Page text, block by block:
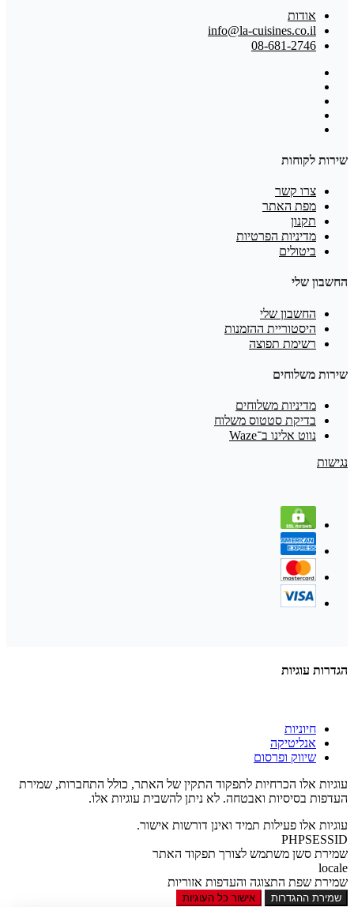
אודות
info@la-cuisines.co.il
08-681-2746
שירות לקוחות
צרו קשר
מפת האתר
תקנון
מדיניות הפרטיות
ביטולים
החשבון שלי
החשבון שלי
היסטוריית ההזמנות
רשימת תפוצה
שירות משלוחים
מדיניות משלוחים
בדיקת סטטוס משלוח
נווט אלינו ב־Waze
נגישות
הגדרות עוגיות
חיוניות
אנליטיקה
שיווק ופרסום
עוגיות אלו הכרחיות לתפקוד התקין של האתר, כולל התחברות, שמירת
העדפות בסיסיות ואבטחה. לא ניתן להשבית עוגיות אלו.
עוגיות אלו פעילות תמיד ואינן דורשות אישור.
PHPSESSID
שמירת סשן משתמש לצורך תפקוד האתר
locale
שמירת שפת התצוגה והעדפות אזוריות
שמירת ההגדרות אישור כל העוגיות